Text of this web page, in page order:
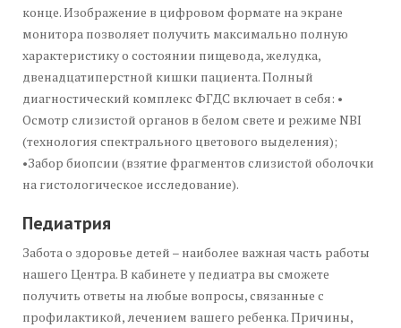
конце. Изображение в цифровом формате на экране
монитора позволяет получить максимально полную
характеристику о состоянии пищевода, желудка,
двенадцатиперстной кишки пациента. Полный
диагностический комплекс ФГДС включает в себя: •
Осмотр слизистой органов в белом свете и режиме NBI
(технология спектрального цветового выделения);
•Забор биопсии (взятие фрагментов слизистой оболочки
на гистологическое исследование).
Педиатрия
Забота о здоровье детей – наиболее важная часть работы
нашего Центра. В кабинете у педиатра вы сможете
получить ответы на любые вопросы, связанные с
профилактикой, лечением вашего ребенка. Причины,